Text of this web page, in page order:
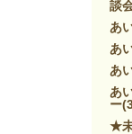
談
あ
あ
あ
あ
ー
★